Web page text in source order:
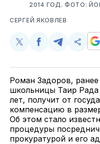
2014 ГОД. ФОТО:
СЕРГЕЙ ЯКОВЛЕВ
Поделиться
Twitter
Поделиться
FacebookTelegram
Роман Задоров,
школьницы Таир Рада
лет, получит от
компенсацию в
Об этом стало
процедуры
прокуратурой и его